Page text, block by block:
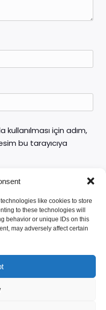
like cookies to store
to these technologies will
behavior or unique IDs on this
may adversely affect certain
için adım,
bu tarayıcıya
Created with